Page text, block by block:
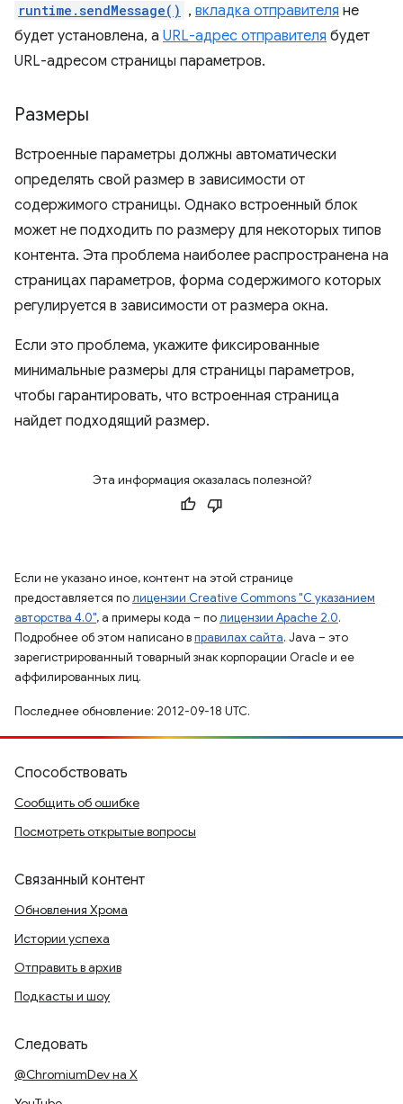
runtime.sendMessage() , вкладка отправителя не
будет установлена, а URL-адрес отправителя будет
URL-адресом страницы параметров.
Размеры
Встроенные параметры должны автоматически
определять свой размер в зависимости от
содержимого страницы. Однако встроенный блок
может не подходить по размеру для некоторых типов
контента. Эта проблема наиболее распространена на
страницах параметров, форма содержимого которых
регулируется в зависимости от размера окна.
Если это проблема, укажите фиксированные
минимальные размеры для страницы параметров,
чтобы гарантировать, что встроенная страница
найдет подходящий размер.
Эта информация оказалась полезной?
Если не указано иное, контент на этой странице
предоставляется полицензии Creative Commons "С указанием
авторства 4.0", а примеры кода – полицензии Apache 2.0.
Подробнее об этом написано вправилах сайта. Java – это
зарегистрированный товарный знак корпорации Oracle и ее
аффилированных лиц.
Последнее обновление: 2012-09-18 UTC.
Способствовать
Сообщить об ошибке
Посмотреть открытые вопросы
Связанный контент
Обновления Хрома
Истории успеха
Отправить в архив
Подкасты и шоу
Следовать
@ChromiumDev на X